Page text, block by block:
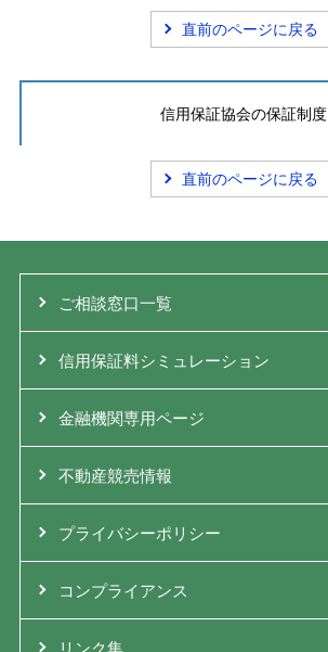
直前のページに戻る
信用保証協会の保証制度
直前のページに戻る
ご相談窓口一覧
信用保証料シミュレーション
金融機関専用ページ
不動産競売情報
プライバシーポリシー
コンプライアンス